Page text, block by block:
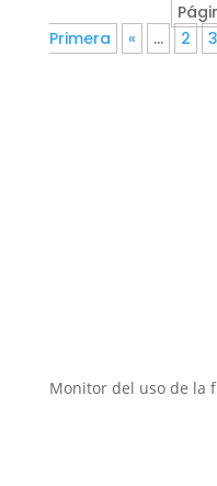
Primera
« ... 2 3
Monitor del uso de la